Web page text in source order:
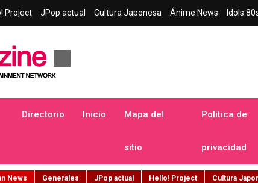
Project JPop actual Cultura Japonesa Ánime News Idols
Directorio Inicio Mapa del
sitio
Politica de
privacidad
News Generales JPop actual Hello! Project Cultura